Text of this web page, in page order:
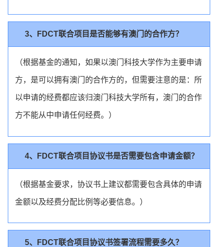
3、FDCT联合项目是否能够有澳门的合作方？
（根据基金的通知，如果以澳门科技大学作为主要申请
方，是可以拥有澳门的合作方的，但需要注意的是：所
以申请的经费都应该归澳门科技大学所有，澳门的合作
方不能从中申请任何经费。）
4、FDCT联合项目协议书是否需要包含申请金额？
（根据基金要求，协议书上建议都需要包含具体的申请
金额以及经费分配比例等必要信息。）
5、FDCT联合项目协议书签署流程需要多久？